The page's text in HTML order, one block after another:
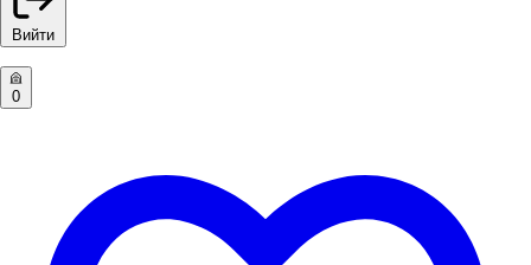
Вийти
0